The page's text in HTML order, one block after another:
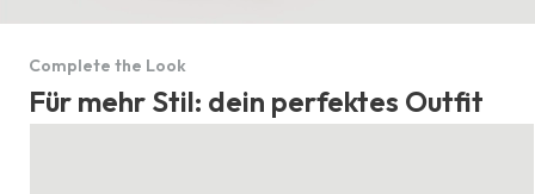
Complete the Look
Für mehr Stil: dein perfektes Outfit